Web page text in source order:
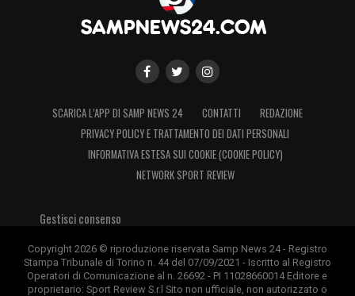
SCARICA L’APP DI SAMP NEWS 24 CONTATTI
REDAZIONE
PRIVACY POLICY E TRATTAMENTO DEI DATI PERSONALI
INFORMATIVA ESTESA SUI COOKIE (COOKIE POLICY)
NETWORK SPORT REVIEW
Gestisci consenso
Copyright 2026 © riproduzione riservata Samp News 24 - Registro
Stampa Tribunale di Torino n. 44 del 07/09/2021 - Iscritto al Registro
Operatori di Comunicazione al n. 26692 - PI 11028660014 Editore e
proprietario: Sport Review S.r.l Sito non ufficiale, non autorizzato o